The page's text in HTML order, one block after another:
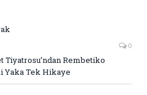
0
Tiyatrosu’ndan Rembetiko
Yaka Tek Hikaye